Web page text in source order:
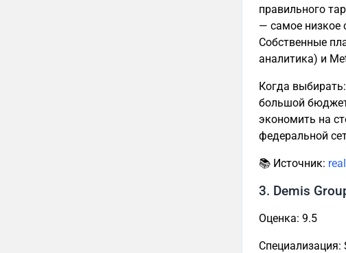
правильного
— самое низкое
Собственные
аналитика) и
Когда
большой бюджет
экономить на
федеральной
📚 Источник:
3. Demis
Оценка: 9.5
Специализация: